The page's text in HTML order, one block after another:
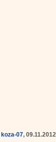
koza-07, 09.11.2012